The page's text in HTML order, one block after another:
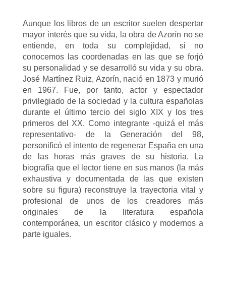
Aunque los libros de un escritor suelen despertar
mayor interés que su vida, la obra de Azorín no se
entiende, en toda su complejidad, si no
conocemos las coordenadas en las que se forjó
su personalidad y se desarrolló su vida y su obra.
José Martínez Ruiz, Azorín, nació en 1873 y murió
en 1967. Fue, por tanto, actor y espectador
privilegiado de la sociedad y la cultura españolas
durante el último tercio del siglo XIX y los tres
primeros del XX. Como integrante -quizá el más
representativo- de la Generación del 98,
personificó el intento de regenerar España en una
de las horas más graves de su historia. La
biografía que el lector tiene en sus manos (la más
exhaustiva y documentada de las que existen
sobre su figura) reconstruye la trayectoria vital y
profesional de unos de los creadores más
originales de la literatura española
contemporánea, un escritor clásico y modernos a
parte iguales.